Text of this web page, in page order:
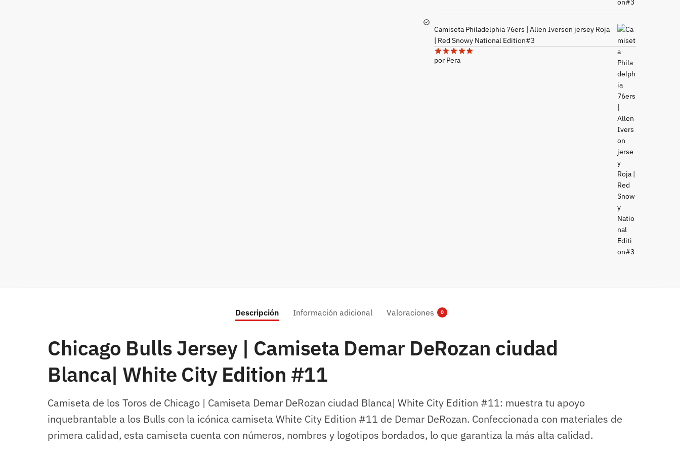
Camiseta Philadelphia 76ers | Allen Iverson jersey Roja
| Red Snowy National Edition#3
por Pera
Descripción Información adicional Valoraciones 0
Chicago Bulls Jersey | Camiseta Demar DeRozan ciudad
Blanca| White City Edition #11
Camiseta de los Toros de Chicago | Camiseta Demar DeRozan ciudad Blanca| White City Edition #11: muestra tu apoyo
inquebrantable a los Bulls con la icónica camiseta White City Edition #11 de Demar DeRozan. Confeccionada con materiales de
primera calidad, esta camiseta cuenta con números, nombres y logotipos bordados, lo que garantiza la más alta calidad.